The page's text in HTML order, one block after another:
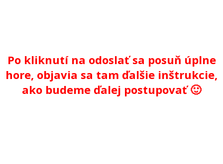
Po kliknutí na odoslať sa posuň úplne
hore, objavia sa tam ďalšie inštrukcie,
ako budeme ďalej postupovať 🙂